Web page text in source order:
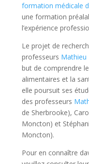
formation médicale
une formation
l’expérience
Le projet de
professeurs Mathieu
but de comprendre
alimentaires et la
elle poursuit ses
des professeurs
de Sherbrooke),
Moncton) et
Moncton).
Pour en connaître